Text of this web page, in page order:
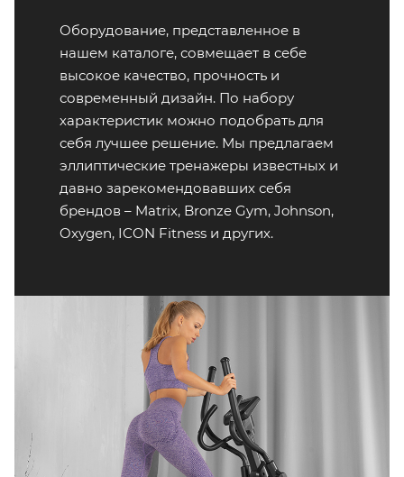
Оборудование, представленное в
нашем каталоге, совмещает в себе
высокое качество, прочность и
современный дизайн. По набору
характеристик можно подобрать для
себя лучшее решение. Мы предлагаем
эллиптические тренажеры известных и
давно зарекомендовавших себя
брендов – Matrix, Bronze Gym, Johnson,
Oxygen, ICON Fitness и других.